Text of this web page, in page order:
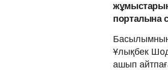
порталына
Ұлықбек
ашып